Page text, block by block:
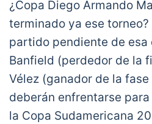
¿Copa Diego Armando
terminado ya ese torneo?
partido pendiente de esa
Banfield (perdedor de la
Vélez (ganador de la
deberán enfrentarse
la Copa Sudamericana